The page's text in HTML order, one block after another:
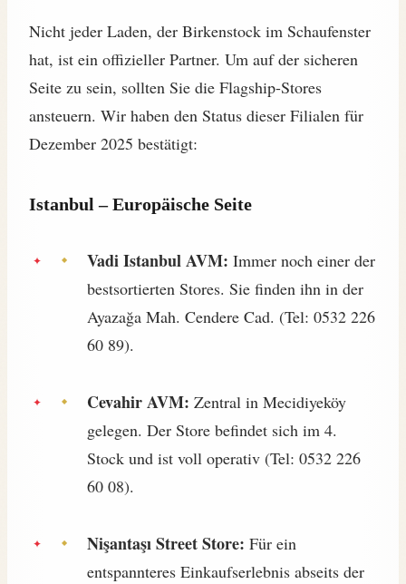
Nicht jeder Laden, der Birkenstock im Schaufenster
hat, ist ein offizieller Partner. Um auf der sicheren
Seite zu sein, sollten Sie die Flagship-Stores
ansteuern. Wir haben den Status dieser Filialen für
Dezember 2025 bestätigt:
Istanbul – Europäische Seite
Vadi Istanbul AVM: Immer noch einer der
bestsortierten Stores. Sie finden ihn in der
Ayazağa Mah. Cendere Cad. (Tel: 0532 226
60 89).
Cevahir AVM: Zentral in Mecidiyeköy
gelegen. Der Store befindet sich im 4.
Stock und ist voll operativ (Tel: 0532 226
60 08).
Nişantaşı Street Store: Für ein
entspannteres Einkaufserlebnis abseits der